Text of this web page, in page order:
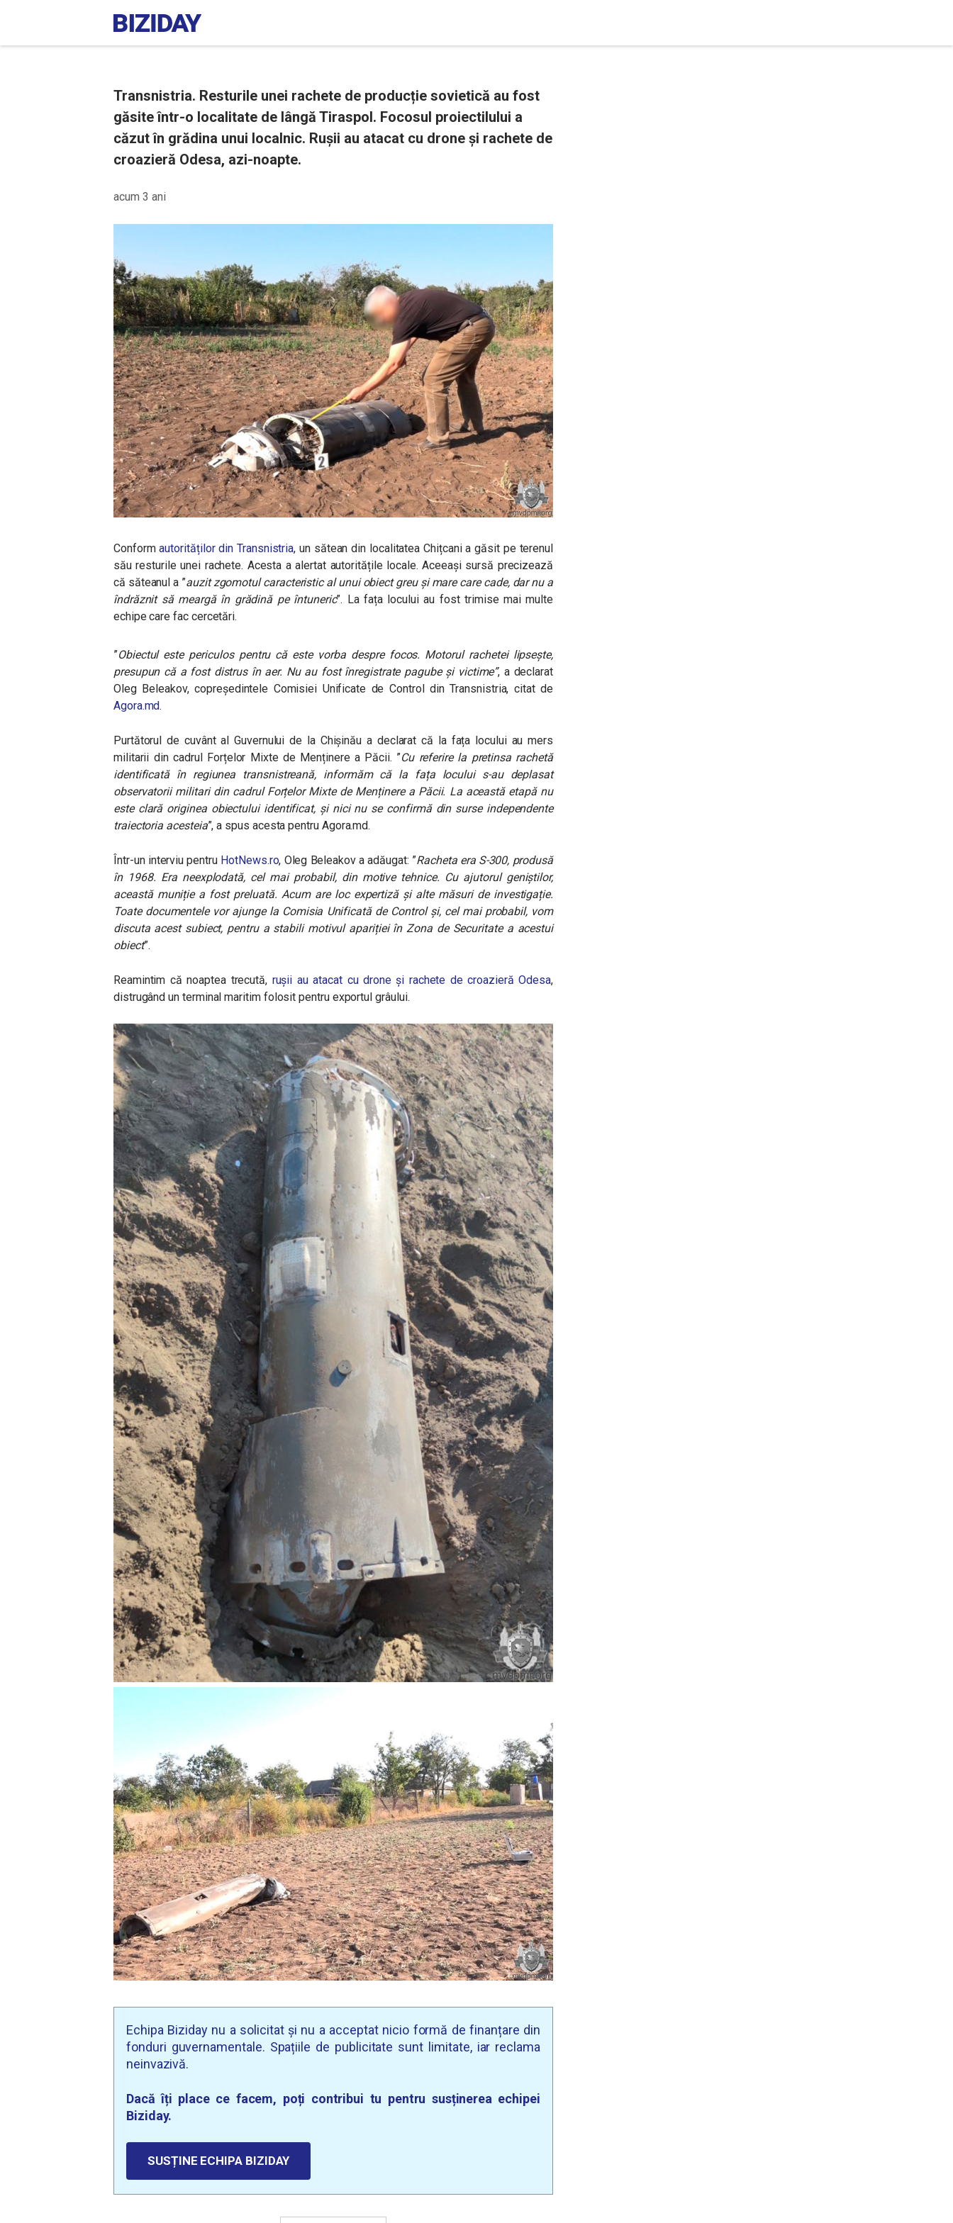
Transnistria. Resturile unei rachete de producție sovietică au fost
găsite într-o localitate de lângă Tiraspol. Focosul proiectilului a
căzut în grădina unui localnic. Rușii au atacat cu drone și rachete de
croazieră Odesa, azi-noapte.
acum 3 ani
Conformautorităților din Transnistria, un sătean din localitatea Chițcani a găsit pe terenul
său resturile unei rachete. Acesta a alertat autoritățile locale.Aceeași sursă precizează
că săteanul a ”auzit zgomotul caracteristic al unui obiect greu și mare care cade, dar nu a
îndrăznit să meargă în grădină pe întuneric”. La fața locului au fost trimise mai multe
echipe care fac cercetări.
”Obiectul este periculos pentru că este vorba despre focos. Motorul rachetei lipsește,
presupun că a fost distrus în aer. Nu au fost înregistrate pagube și victime”, a declarat
Oleg Beleakov, copreședintele Comisiei Unificate de Control din Transnistria, citat de
Agora.md.
Purtătorul de cuvânt al Guvernului de la Chișinău a declaratcă la fața locului au mers
militarii din cadrul Forțelor Mixte de Menținere a Păcii. ”Cu referire la pretinsa rachetă
identificată în regiunea transnistreană, informăm că la fața locului s-au deplasat
observatorii militari din cadrul Forțelor Mixte de Menținere a Păcii. La această etapă nu
este clară originea obiectului identificat, și nici nu se confirmă din surse independente
traiectoria acesteia”, a spus acesta pentru Agora.md.
Într-un interviu pentru HotNews.ro, Oleg Beleakov a adăugat: ”Racheta era S-300, produsă
în 1968. Era neexplodată, cel mai probabil, din motive tehnice. Cu ajutorul geniștilor,
această muniție a fost preluată. Acum are loc expertiză și alte măsuri de investigație.
Toate documentele vor ajunge la Comisia Unificată de Control și, cel mai probabil, vom
discuta acest subiect, pentru a stabili motivul apariției în Zona de Securitate a acestui
obiect”.
Reamintim că noaptea trecută, rușii au atacat cu drone și rachete de croazieră Odesa,
distrugând un terminal maritim folosit pentru exportul grâului.
Echipa Biziday nu a solicitat și nu a acceptat nicio formă de finanțare din
fonduri guvernamentale. Spațiile de publicitate sunt limitate, iar reclama
neinvazivă.
Dacă îți place ce facem, poți contribui tu pentru susținerea echipei
Biziday.
SUSȚINE ECHIPA BIZIDAY